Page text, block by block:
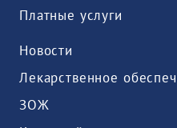
Платные услуги
Новости
Лекарственное
ЗОЖ